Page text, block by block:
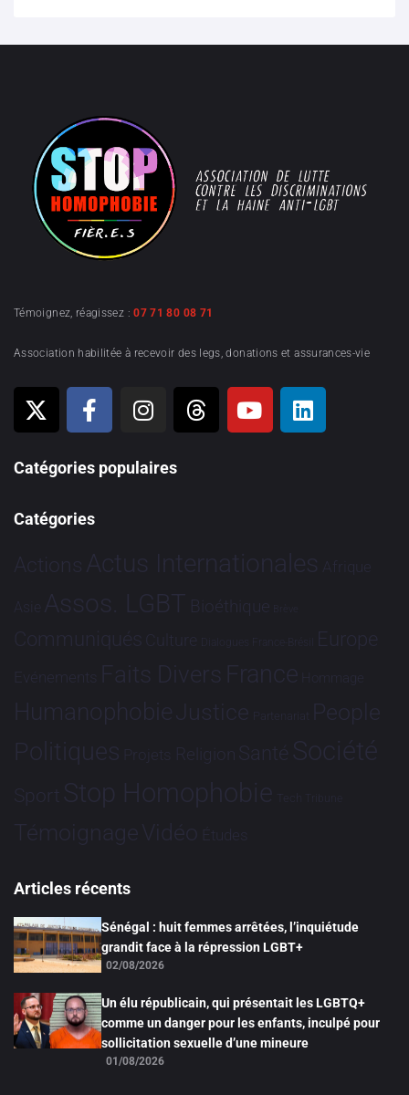
Témoignez, réagissez :07 71 80 08 71
Association habilitée à recevoir des legs, donations et assurances-vie
Catégories populaires
Catégories
Actions Actus Internationales Afrique
Asie Assos. LGBT Bioéthique Brève
Communiqués Culture Dialogues France-Brésil Europe
Evénements Faits Divers France Hommage
HumanophobieJustice Partenariat People
Politiques Projets Religion Santé Société
Sport Stop Homophobie Tech Tribune
TémoignageVidéo Études
Articles récents
Sénégal : huit femmes arrêtées, l’inquiétude
grandit face à la répression LGBT+
02/08/2026
Un élu républicain, qui présentait les LGBTQ+
comme un danger pour les enfants, inculpé pour
sollicitation sexuelle d’une mineure
01/08/2026